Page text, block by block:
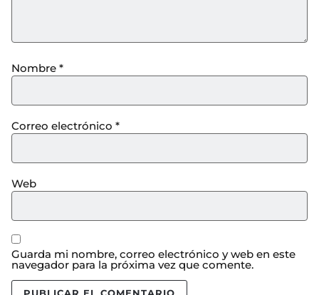
Nombre *
Correo electrónico *
Web
Guarda mi nombre, correo electrónico y web en este
navegador para la próxima vez que comente.